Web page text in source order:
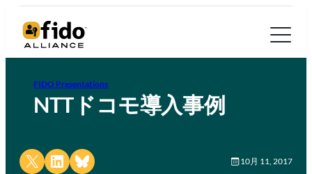
FIDO Presentations
NTTドコモ導入事例
Share on X Share on LinkedIn
Share on Bluesky 10月 11, 2017